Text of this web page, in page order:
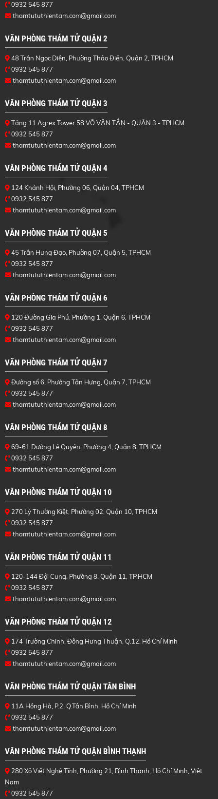
0932 545 877
thamtututhientam.com@gmail.com
VĂN PHÒNG THÁM TỬ QUẬN 2
48 Trần Ngọc Diện, Phường Thảo Điền, Quận 2, TPHCM
0932 545 877
thamtututhientam.com@gmail.com
VĂN PHÒNG THÁM TỬ QUẬN 3
Tầng 11 Agrex Tower 58 VÕ VĂN TẦN - QUẬN 3 - TPHCM
0932 545 877
thamtututhientam.com@gmail.com
VĂN PHÒNG THÁM TỬ QUẬN 4
124 Khánh Hội, Phường 06, Quận 04, TPHCM
0932 545 877
thamtututhientam.com@gmail.com
VĂN PHÒNG THÁM TỬ QUẬN 5
45 Trần Hưng Đạo, Phường 07, Quận 5, TPHCM
0932 545 877
thamtututhientam.com@gmail.com
VĂN PHÒNG THÁM TỬ QUẬN 6
120 Đường Gia Phú, Phường 1, Quận 6, TPHCM
0932 545 877
thamtututhientam.com@gmail.com
VĂN PHÒNG THÁM TỬ QUẬN 7
Đường số 6, Phường Tân Hưng, Quận 7, TPHCM
0932 545 877
thamtututhientam.com@gmail.com
VĂN PHÒNG THÁM TỬ QUẬN 8
69-61 Đường Lê Quyên, Phường 4, Quận 8, TPHCM
0932 545 877
thamtututhientam.com@gmail.com
VĂN PHÒNG THÁM TỬ QUẬN 10
270 Lý Thường Kiệt, Phường 02, Quận 10, TPHCM
0932 545 877
thamtututhientam.com@gmail.com
VĂN PHÒNG THÁM TỬ QUẬN 11
120-144 Đội Cung, Phường 8, Quận 11, TP.HCM
0932 545 877
thamtututhientam.com@gmail.com
VĂN PHÒNG THÁM TỬ QUẬN 12
174 Trường Chinh, Đông Hưng Thuận, Q.12, Hồ Chí Minh
0932 545 877
thamtututhientam.com@gmail.com
VĂN PHÒNG THÁM TỬ QUẬN TÂN BÌNH
11A Hồng Hà, P.2, Q.Tân Bình, Hồ Chí Minh
0932 545 877
thamtututhientam.com@gmail.com
VĂN PHÒNG THÁM TỬ QUẬN BÌNH THẠNH
280 Xô Viết Nghệ Tĩnh, Phường 21, Bình Thạnh, Hồ Chí Minh, Việt
Nam
0932 545 877